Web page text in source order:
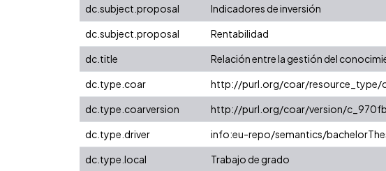
dc.subject.proposal
Indicadores de inversión
dc.subject.proposal
Rentabilidad
dc.title
Relación entre la gestión del
dc.type.coar
http://purl.org/coar/resource_type/
dc.type.coarversion
http://purl.org/coar/version/
dc.type.driver
info:eu-repo/semantics/
dc.type.local
Trabajo de grado